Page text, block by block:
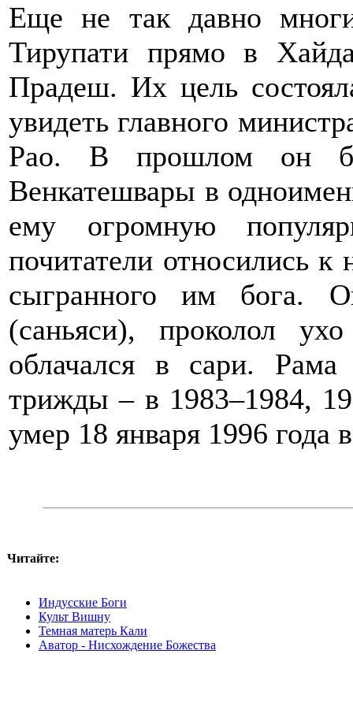
Еще не так давно
Тирупати прямо в
Прадеш. Их цель
увидеть главного
Рао. В прошлом он
Венкатешвары в
ему огромную
почитатели относились
сыгранного им бога.
(саньяси), проколол
облачался в сари.
трижды – в 1983–1984,
умер 18 января 1996 года
Читайте:
Индусские Боги
Культ Вишну
Темная матерь Кали
Аватор - Нисхождение Божества